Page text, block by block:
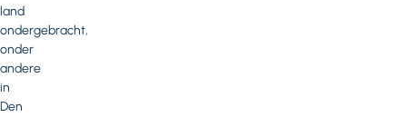
land
ondergebracht,
onder
andere
in
Den